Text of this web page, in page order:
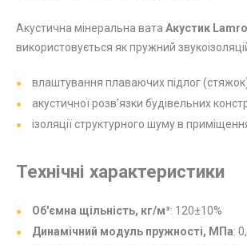
Акустична мінеральна вата Акустик
використовується як пружний
влаштування плаваючих підлог
акустичної розв’язки будівельних
ізоляції структурного шуму в
Технічні характеристики
Об'ємна щільність, кг/м³: 120±10%
Динамічний модуль пружності, МПа: